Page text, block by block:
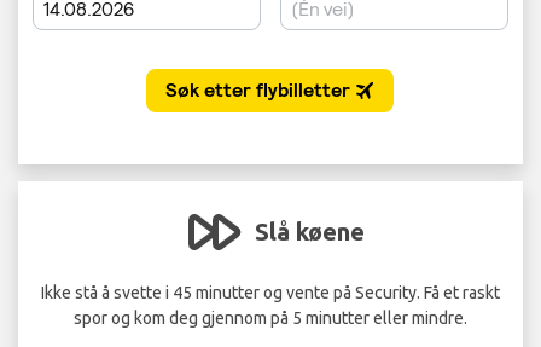
Slå køene
Ikke stå å svette i 45 minutter og vente på Security. Få et raskt
spor og kom deg gjennom på 5 minutter eller mindre.